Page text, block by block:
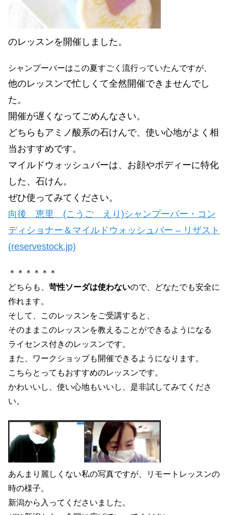
のレッスンを開催しました。
シャンプーバーはこの夏すごく流行っていたんですが、
他のレッスンで忙しくて全然開催できませんでし
た。
開催が遅くなってごめんなさい。
どちらもアミノ酸系の石けんで、使い心地がよく相
当おすすめです。
マイルドウォッシュバーは、お顔やボディーに特化
した、石けん。
ぜひ使ってみてください。
向後 恵里 (こうご えり)シャンプーバー・コン
ディショナー＆マイルドウォッシュバー – リザスト
(reservestock.jp)
＊＊＊＊＊＊
どちらも、 苛性ソーダは使わないので、どなたでも安全に
作れます。
そして、このレッスンをご受講すると、
そのままこのレッスンを教えることができるようになる
ライセンス付きのレッスンです。
また、ワークショップも開催できるようになります。
こちらとってもおすすめのレッスンです。
かわいいし、使い心地もいいし、是非試してみてくださ
い。
あんまり麗しくない私の写真ですが、リモートレッスンの
時の様子。
新潟から入ってくださいました。